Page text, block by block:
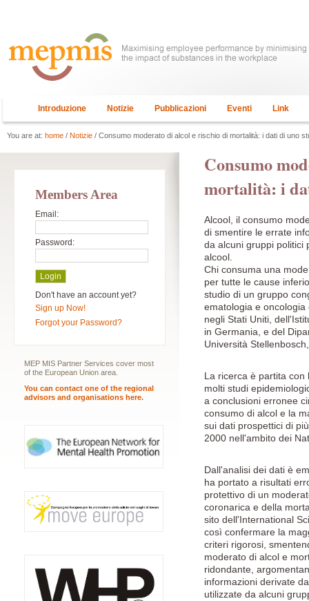
Introduzione Notizie Pubblicazioni Eventi Link
You are at: home / Notizie / Consumo moderato di alcol e rischio di mortalità: i dati di uno
Consumo
mortalità: i
Alcool, il consumo
di smentire le errate
da alcuni gruppi politici
alcool.
Chi consuma una
per tutte le cause
studio di un gruppo
ematologia e oncologia
negli Stati Uniti,
in Germania, e del
Università
La ricerca è partita
molti studi
a conclusioni erronee
consumo di alcol e la
sui dati prospettici di
2000 nell'ambito dei
Dall'analisi dei dati è
ha portato a risultati
protettivo di un
coronarica e della
sito dell'International
così confermare la
criteri rigorosi,
moderato di alcol e
ridondante,
informazioni derivate
utilizzate da alcuni
Members Area
Email:
Password:
Don't have an account yet?
Sign up Now!
Forgot your Password?
MEP MIS Partner Services cover most
of the European Union area.
You can contact one of the regional
advisors and organisations here.